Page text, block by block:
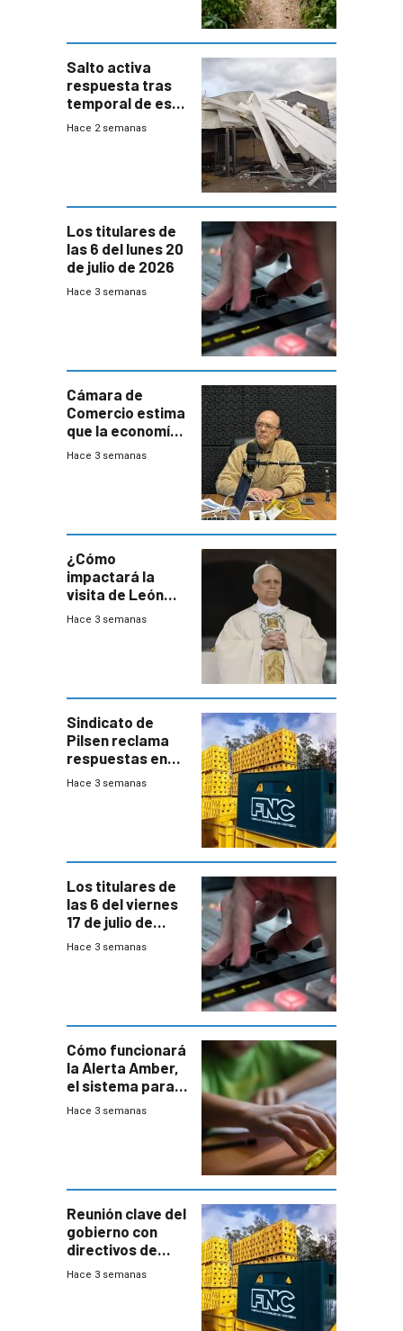
Salto activa
respuesta tras
temporal de este
sábado con
Hace 2 semanas
Los titulares de
las 6 del lunes 20
de julio de 2026
Hace 3 semanas
Cámara de
Comercio estima
que la economía
crecerá 1,6%
Hace 3 semanas
¿Cómo
impactará la
visita de León
XIV a Uruguay?
Hace 3 semanas
Sindicato de
Pilsen reclama
respuestas en
medio de
Hace 3 semanas
Los titulares de
las 6 del viernes
17 de julio de
2026
Hace 3 semanas
Cómo funcionará
la Alerta Amber,
el sistema para
la búsqueda
Hace 3 semanas
Reunión clave del
gobierno con
directivos de
Fábricas
Hace 3 semanas